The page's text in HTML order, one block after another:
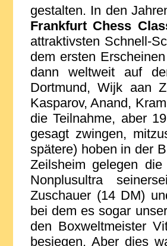
gestalten. In den
Frankfurt Chess
attraktivsten Schnell-
dem ersten
dann weltweit auf
Dortmund, Wijk aan
Kasparov, Anand,
die Teilnahme, aber
gesagt zwingen,
spätere) hoben in der
Zeilsheim gelegen
Nonplusultra
Zuschauer (14 DM)
bei dem es sogar
den Boxweltmeister
besiegen. Aber dies